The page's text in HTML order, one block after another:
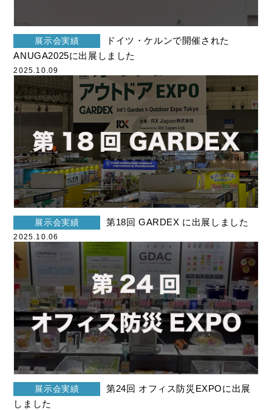
展示会実績
ANUGA2025に出展しました
2025.10.09
展示会実績 第18回 GARDEX に出展しました
2025.10.06
展示会実績
しました